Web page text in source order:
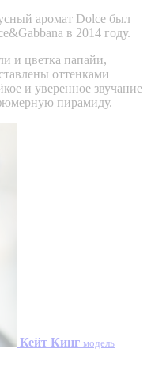
аромат Dolce был
в 2014 году.
и цветка папайи,
оттенками
и уверенное звучание
пирамиду.
Кейт Кинг модель